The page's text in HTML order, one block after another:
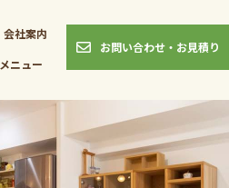
メニュー
お問い合わせ・お見積り
会社案内